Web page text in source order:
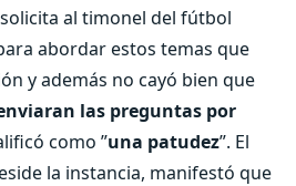
al timonel del fútbol
abordar estos temas que
y además no cayó bien que
las preguntas por
como ”una patudez”. El
la instancia, manifestó que